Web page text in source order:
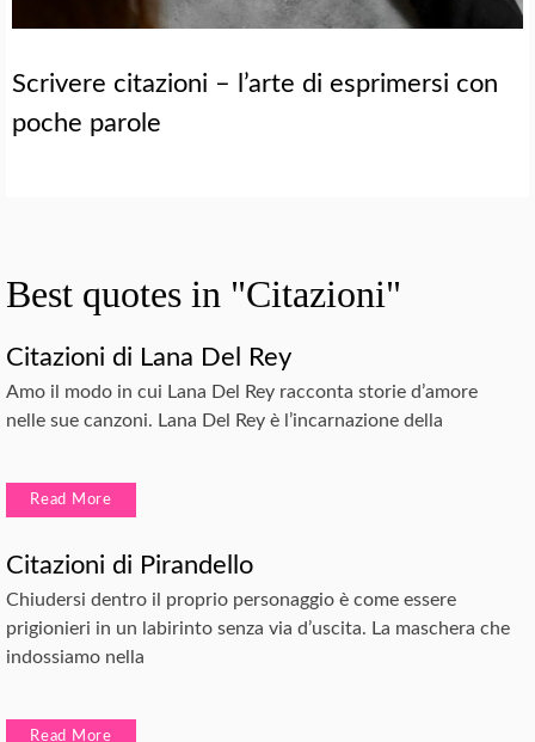
Scrivere citazioni – l’arte di esprimersi con
poche parole
Best quotes in "Citazioni"
Citazioni di Lana Del Rey
Amo il modo in cui Lana Del Rey racconta storie d’amore
nelle sue canzoni. Lana Del Rey è l’incarnazione della
Read More
Citazioni di Pirandello
Chiudersi dentro il proprio personaggio è come essere
prigionieri in un labirinto senza via d’uscita. La maschera che
indossiamo nella
Read More